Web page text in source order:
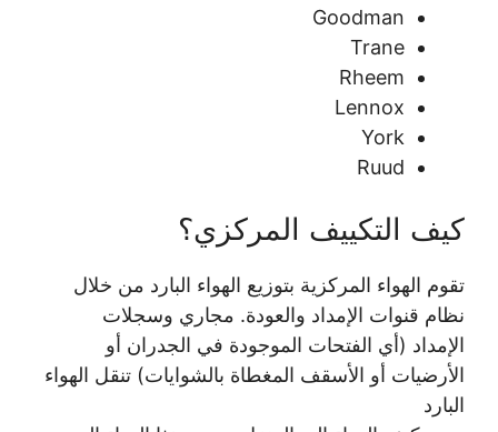
Goodman
Trane
Rheem
Lennox
York
Ruud
كيف التكييف المركزي؟
تقوم الهواء المركزية بتوزيع الهواء البارد من خلال
نظام قنوات الإمداد والعودة. مجاري وسجلات
الإمداد (أي الفتحات الموجودة في الجدران أو
الأرضيات أو الأسقف المغطاة بالشوايات) تنقل الهواء
البارد